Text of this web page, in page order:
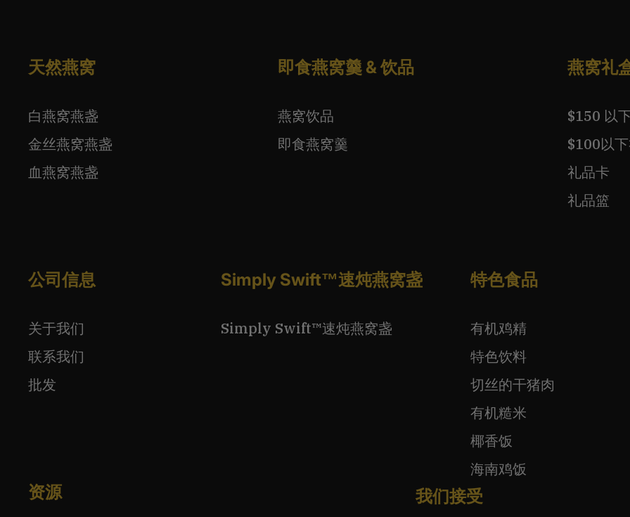
天然燕窝
白燕窝燕盏
金丝燕窝燕盏
血燕窝燕盏
即食燕窝羹 & 饮品
燕窝饮品
即食燕窝羹
燕窝礼
$150 以
$100以
礼品卡
礼品篮
公司信息
关于我们
联系我们
批发
Simply Swift™速炖燕窝盏
Simply Swift™速炖燕窝盏
特色食品
有机鸡精
特色饮料
切丝的干猪肉
有机糙米
椰香饭
海南鸡饭
资源 我们接受